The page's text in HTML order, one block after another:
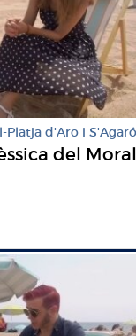
Platja d'Aro i S'Agaró
del Moral